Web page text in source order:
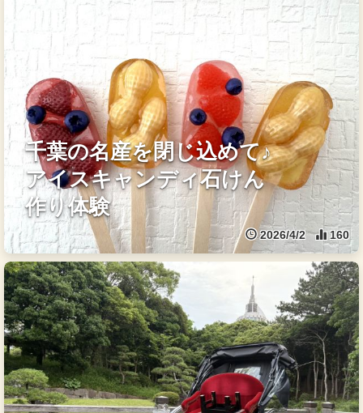
千葉の名産を閉じ込めて♪
アイスキャンディ石けん
作り体験
2026/4/2 160